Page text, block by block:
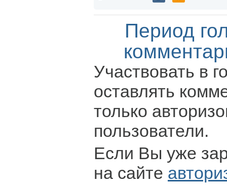
Период
Участвовать в
оставлять
только
пользователи.
Если Вы уже
на сайте